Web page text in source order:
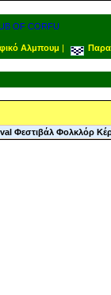
Αλμπουμ |
Φεστιβάλ Φολκλόρ